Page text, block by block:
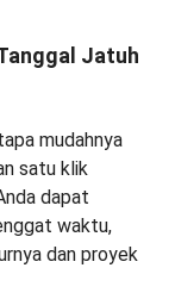
Jatuh